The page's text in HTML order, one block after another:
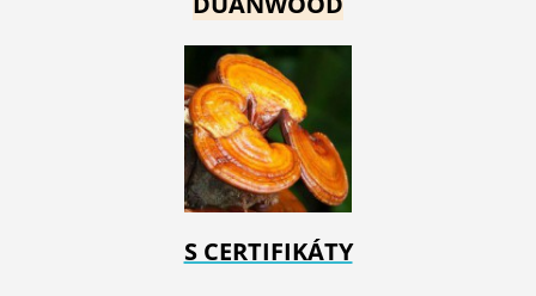
S CERTIFIKÁTY